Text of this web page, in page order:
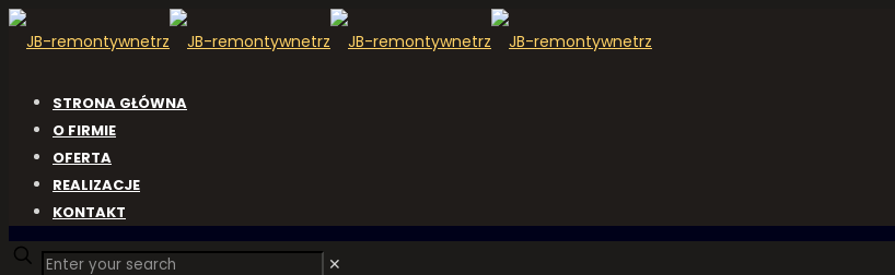
STRONA GŁÓWNA
O FIRMIE
OFERTA
REALIZACJE
KONTAKT
✕